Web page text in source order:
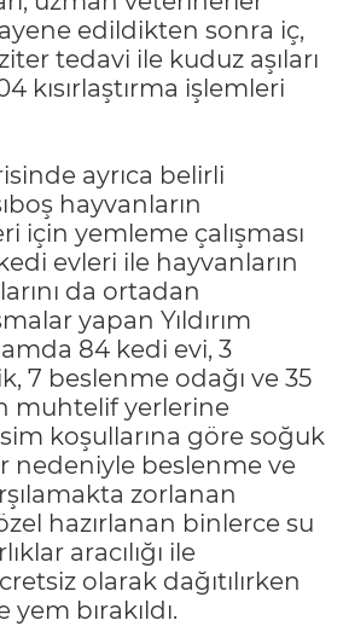
edildikten sonra iç,
tedavi ile kuduz aşıları
kısırlaştırma işlemleri
ayrıca belirli
hayvanların
için yemleme çalışması
evleri ile hayvanların
da ortadan
yapan Yıldırım
84 kedi evi, 3
7 beslenme odağı ve 35
muhtelif yerlerine
koşullarına göre soğuk
nedeniyle beslenme ve
zorlanan
hazırlanan binlerce su
aracılığı ile
olarak dağıtılırken
bırakıldı.